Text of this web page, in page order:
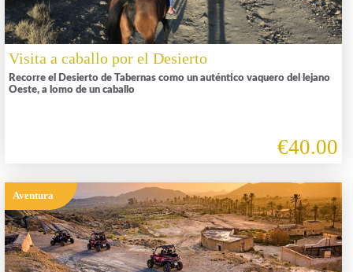
Visita a caballo por el Desierto
Recorre el Desierto de Tabernas como un auténtico vaquero del lejano
Oeste, a lomo de un caballo
€40.00
Aventura